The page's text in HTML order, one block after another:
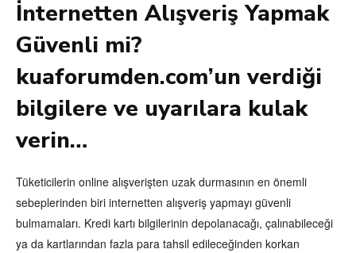
İnternetten Alışveriş Yapmak
Güvenli mi?
kuaforumden.com’un verdiği
bilgilere ve uyarılara kulak
verin…
Tüketicilerin online alışverişten uzak durmasının en önemli
sebeplerinden biri internetten alışveriş yapmayı güvenli
bulmamaları. Kredi kartı bilgilerinin depolanacağı, çalınabileceği
ya da kartlarından fazla para tahsil edileceğinden korkan